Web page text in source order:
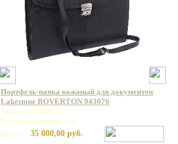
Портфель-папка кожаный для документов
Lakestone BOVERTON 943076
Артикул: 943076
Базовая единица: шт
Цена:
35 000,00 руб.